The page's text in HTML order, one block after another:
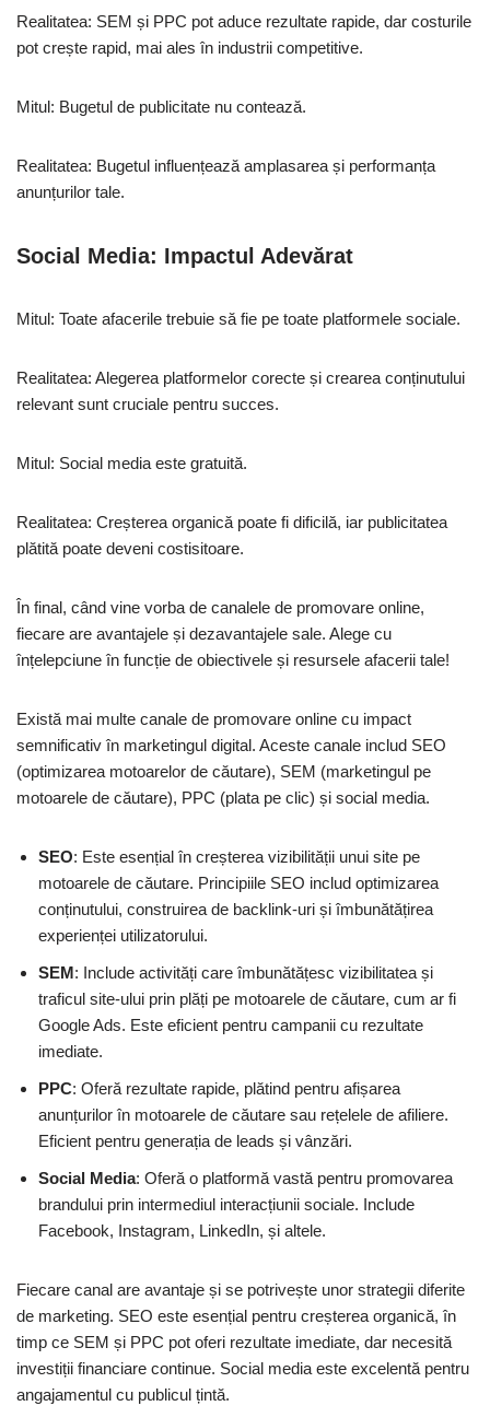
Realitatea: SEM și PPC pot aduce rezultate rapide, dar costurile
pot crește rapid, mai ales în industrii competitive.
Mitul: Bugetul de publicitate nu contează.
Realitatea: Bugetul influențează amplasarea și performanța
anunțurilor tale.
Social Media: Impactul Adevărat
Mitul: Toate afacerile trebuie să fie pe toate platformele sociale.
Realitatea: Alegerea platformelor corecte și crearea conținutului
relevant sunt cruciale pentru succes.
Mitul: Social media este gratuită.
Realitatea: Creșterea organică poate fi dificilă, iar publicitatea
plătită poate deveni costisitoare.
În final, când vine vorba de canalele de promovare online,
fiecare are avantajele și dezavantajele sale. Alege cu
înțelepciune în funcție de obiectivele și resursele afacerii tale!
Există mai multe canale de promovare online cu impact
semnificativ în marketingul digital. Aceste canale includ SEO
(optimizarea motoarelor de căutare), SEM (marketingul pe
motoarele de căutare), PPC (plata pe clic) și social media.
SEO: Este esențial în creșterea vizibilității unui site pe
motoarele de căutare. Principiile SEO includ optimizarea
conținutului, construirea de backlink-uri și îmbunătățirea
experienței utilizatorului.
SEM: Include activități care îmbunătățesc vizibilitatea și
traficul site-ului prin plăți pe motoarele de căutare, cum ar fi
Google Ads. Este eficient pentru campanii cu rezultate
imediate.
PPC: Oferă rezultate rapide, plătind pentru afișarea
anunțurilor în motoarele de căutare sau rețelele de afiliere.
Eficient pentru generația de leads și vânzări.
Social Media: Oferă o platformă vastă pentru promovarea
brandului prin intermediul interacțiunii sociale. Include
Facebook, Instagram, LinkedIn, și altele.
Fiecare canal are avantaje și se potrivește unor strategii diferite
de marketing. SEO este esențial pentru creșterea organică, în
timp ce SEM și PPC pot oferi rezultate imediate, dar necesită
investiții financiare continue. Social media este excelentă pentru
angajamentul cu publicul țintă.